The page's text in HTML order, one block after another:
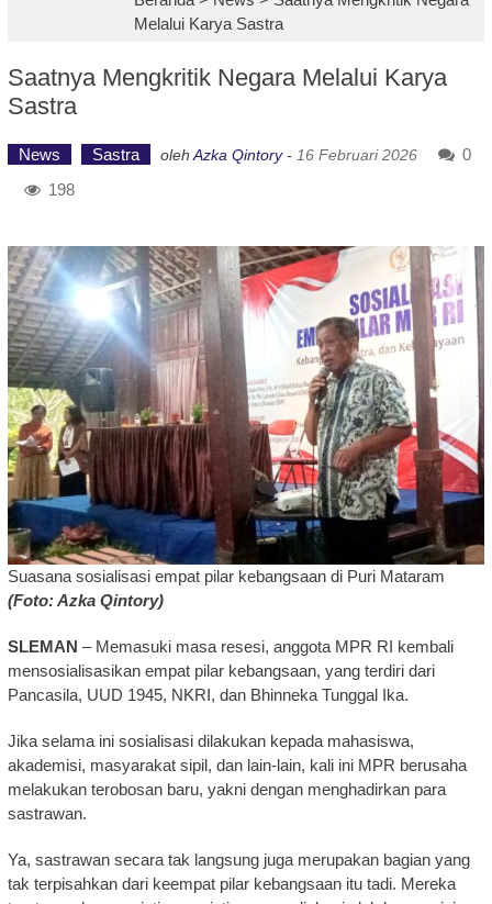
Melalui Karya Sastra
Saatnya Mengkritik Negara Melalui Karya
Sastra
News Sastra oleh Azka Qintory- 16 Februari 2026
0
198
Suasana sosialisasi empat pilar kebangsaan di Puri Mataram
(Foto: Azka Qintory)
SLEMAN – Memasuki masa resesi, anggota MPR RI kembali
mensosialisasikan empat pilar kebangsaan, yang terdiri dari
Pancasila, UUD 1945, NKRI, dan Bhinneka Tunggal Ika.
Jika selama ini sosialisasi dilakukan kepada mahasiswa,
akademisi, masyarakat sipil, dan lain-lain, kali ini MPR berusaha
melakukan terobosan baru, yakni dengan menghadirkan para
sastrawan.
Ya, sastrawan secara tak langsung juga merupakan bagian yang
tak terpisahkan dari keempat pilar kebangsaan itu tadi. Mereka